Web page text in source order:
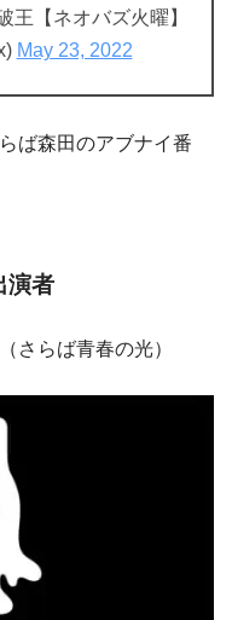
【ネオバズ火曜】
May 23, 2022
ば森田のアブナイ番
演者
さらば青春の光）